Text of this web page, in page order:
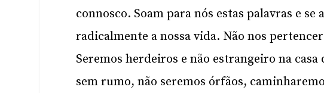
connosco. Soam para nós estas palavras e
radicalmente a nossa vida. Não nos
Seremos herdeiros e não estrangeiro na casa
sem rumo, não seremos órfãos,